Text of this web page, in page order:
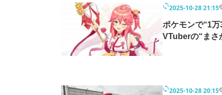
2025-10-28 21:15
ポケモンで“1
VTuberの“まさ
2025-10-28 20:15